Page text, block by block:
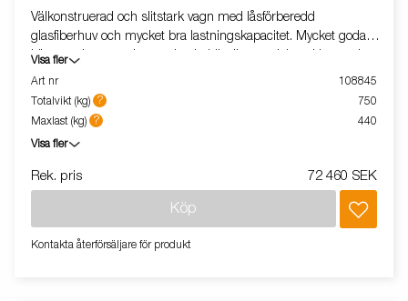
Välkonstruerad och slitstark vagn med låsförberedd
glasfiberhuv och mycket bra lastningskapacitet. Mycket goda
köregenskaper tack vare den behändiga storleken. Utrustade
med 80 cm höga lämmar, stödhjul och sidohängd bakdörr.
Vagnen på bilden kan vara extrautrustad.
Visa fler
Art nr
108845
Totalvikt (kg)
?
750
Maxlast (kg)
? 440
Visa fler
Rek. pris 72 460 SEK
Köp
Kontakta återförsäljare för produkt